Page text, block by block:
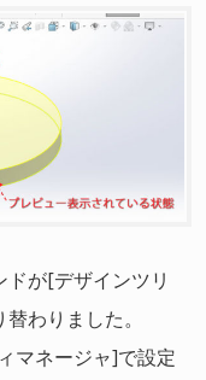
が[デザインツリ
わりました。
マネージャ]で設定